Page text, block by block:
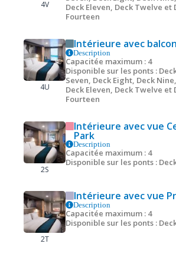
4V
Deck Eleven, Deck Twelve et
Fourteen
4U
Intérieure avec
Description
Capacitée maximum : 4
Disponible sur les ponts :
Seven, Deck Eight, Deck
Deck Eleven, Deck Twelve et
Fourteen
2S
Intérieure avec vue
Park
Description
Capacitée maximum : 4
Disponible sur les ponts :
2T
Intérieure avec vue
Description
Capacitée maximum : 4
Disponible sur les ponts :